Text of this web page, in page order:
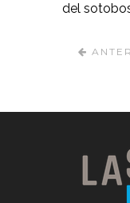
del